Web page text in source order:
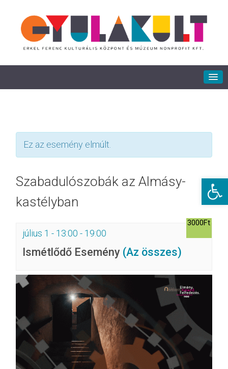
Ez az esemény elmúlt.
Szabadulószobák az Almásy-
kastélyban
július 1 - 13:00 - 19:00
Ismétlődő Esemény (Az összes)
3000Ft